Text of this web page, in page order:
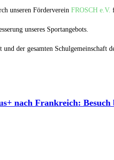
unseren Förderverein FROSCH e.V.
unseres Sportangebots.
und der gesamten Schulgemeinschaft
nach Frankreich: Besuch